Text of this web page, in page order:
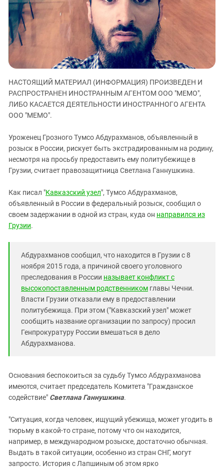
ЗАСТАВЛЯЕТ
КАВКАЗ ЗА ПАЛЕСТИНУ
ИНАКОМЫСЛИЕ В ЧЕЧНЕ
ПРЕСЛЕДОВАНИЕ АКТИВИСТОВ
МОБИЛИЗАЦИЯ И ПРОТЕСТЫ
Дагестан
Ингушетия
Кабардино-Балкария
Карачаево-Черкесия
Краснодарский край
Нагорный Карабах
Российская Федерация
Северная Осетия - Алания
СКФО
Чечня
Южный Кавказ
НАСТОЯЩИЙ МАТЕРИАЛ (ИНФОРМАЦИЯ) ПРОИЗВЕДЕН И
РАСПРОСТРАНЕН ИНОСТРАННЫМ АГЕНТОМ ООО "МЕМО",
ЛИБО КАСАЕТСЯ ДЕЯТЕЛЬНОСТИ ИНОСТРАННОГО АГЕНТА
ООО "МЕМО".
Уроженец Грозного Тумсо Абдурахманов, объявленный в
розыск в России, рискует быть экстрадированным на родину,
несмотря на просьбу предоставить ему политубежище в
Грузии, считает правозащитница Светлана Ганнушкина.
Как писал "Кавказский узел", Тумсо Абдурахманов,
объявленный в России в федеральный розыск, сообщил о
своем задержании в одной из стран, куда он направился из
Грузии.
Абдурахманов сообщил, что находится в Грузии с 8
ноября 2015 года, а причиной своего уголовного
преследования в России называет конфликт с
высокопоставленным родственником главы Чечни.
Власти Грузии отказали ему в предоставлении
политубежища. При этом ("Кавказский узел" может
сообщить название организации по запросу) просил
Генпрокуратуру России вмешаться в дело
Абдурахманова.
Основания беспокоиться за судьбу Тумсо Абдурахманова
имеются, считает председатель Комитета "Гражданское
содействие" Светлана Ганнушкина.
"Ситуация, когда человек, ищущий убежища, может угодить в
тюрьму в какой-то стране, потому что он находится,
например, в международном розыске, достаточно обычная.
Выдать в такой ситуации, особенно из стран СНГ, могут
запросто. История с Лапшиным об этом ярко